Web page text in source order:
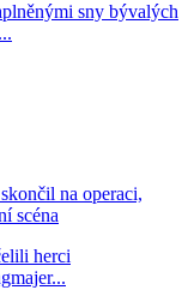
sny bývalých
na operaci,
scéna
herci